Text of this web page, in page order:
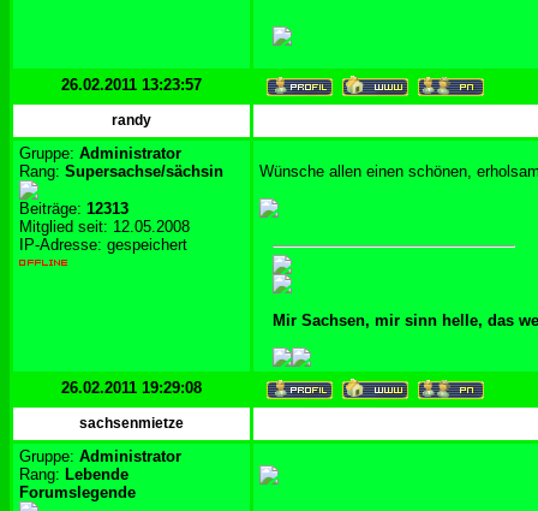
26.02.2011 13:23:57
randy
Gruppe: Administrator
Rang: Supersachse/sächsin
Beiträge: 12313
Mitglied seit: 12.05.2008
IP-Adresse: gespeichert
Wünsche allen einen schönen,
Mir Sachsen, mir sinn helle, das
26.02.2011 19:29:08
sachsenmietze
Gruppe: Administrator
Rang: Lebende
Forumslegende